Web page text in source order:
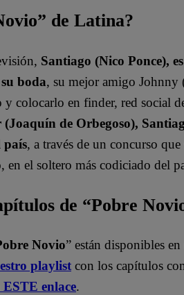
de Latina?
Santiago (Nico Ponce),
boda, su mejor amigo Johnny
colocarlo en finder, red social
de Orbegoso),
país, a través de un concurso
el soltero más codiciado del
de “Pobre
Novio” están disponibles
playlist con los capítulos
enlace.